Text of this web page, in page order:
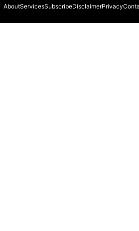
AboutServicesSubscribeDisclaimerPrivacy